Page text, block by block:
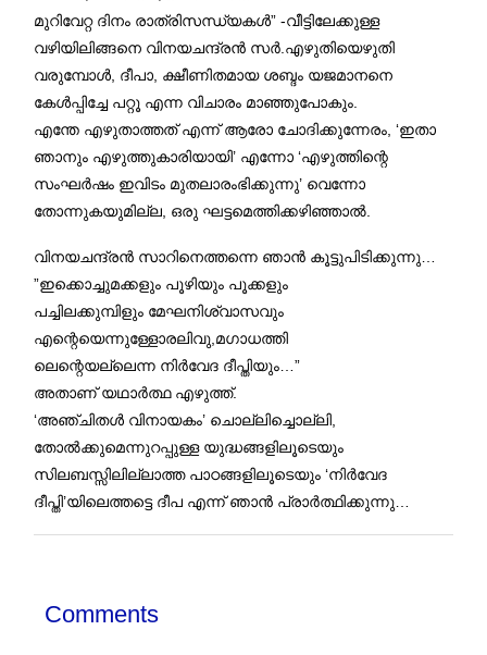
മുറിവേറ്റ ദിനം രാത്രിസന്ധ്യകള്‍” -വീട്ടിലേക്കുള്ള
വഴിയിലിങ്ങനെ വിനയചന്ദ്രന്‍ സര്‍.എഴുതിയെഴുതി
വരുമ്പോള്‍, ദീപാ, ക്ഷീണിതമായ ശബ്ദം യജമാനനെ
കേള്‍പ്പിച്ചേ പറ്റൂ എന്ന വിചാരം മാഞ്ഞുപോകും.
എന്തേ എഴുതാത്തത് എന്ന് ആരോ ചോദിക്കുന്നേരം, ‘ഇതാ
ഞാനും എഴുത്തുകാരിയായി’ എന്നോ ‘എഴുത്തിന്റെ
സംഘര്‍ഷം ഇവിടം മുതലാരംഭിക്കുന്നു’ വെന്നോ
തോന്നുകയുമില്ല, ഒരു ഘട്ടമെത്തിക്കഴിഞ്ഞാല്‍.
വിനയചന്ദ്രന്‍ സാറിനെത്തന്നെ ഞാന്‍ കൂട്ടുപിടിക്കുന്നു…
”ഇക്കൊച്ചുമക്കളും പൂഴിയും പൂക്കളും
പച്ചിലക്കുമ്പിളും മേഘനിശ്വാസവും
എന്റെയെന്നുള്ളോരലിവു,മഗാധത്തി
ലെന്റെയല്ലെന്ന നിര്‍വേദ ദീപ്തിയും…”
അതാണ് യഥാര്‍ത്ഥ എഴുത്ത്.
‘അഞ്ചിതള്‍ വിനായകം’ ചൊല്ലിച്ചൊല്ലി,
തോല്‍ക്കുമെന്നുറപ്പുള്ള യുദ്ധങ്ങളിലൂടെയും
സിലബസ്സിലില്ലാത്ത പാഠങ്ങളിലൂടെയും ‘നിര്‍വേദ
ദീപ്തി’യിലെത്തട്ടെ ദീപ എന്ന് ഞാന്‍ പ്രാര്‍ത്ഥിക്കുന്നു…
Comments